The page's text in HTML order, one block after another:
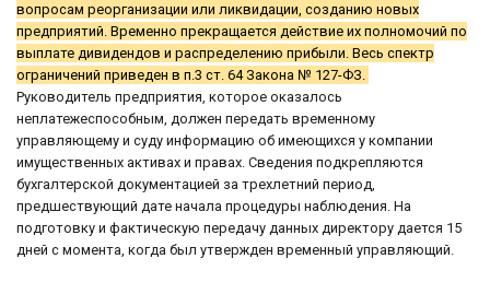
вопросам реорганизации или ликвидации, созданию новых
предприятий. Временно прекращается действие их полномочий по
выплате дивидендов и распределению прибыли. Весь спектр
ограничений приведен в п.3 ст. 64 Закона № 127-ФЗ.
Руководитель предприятия, которое оказалось
неплатежеспособным, должен передать временному
управляющему и суду информацию об имеющихся у компании
имущественных активах и правах. Сведения подкрепляются
бухгалтерской документацией за трехлетний период,
предшествующий дате начала процедуры наблюдения. На
подготовку и фактическую передачу данных директору дается 15
дней с момента, когда был утвержден временный управляющий.